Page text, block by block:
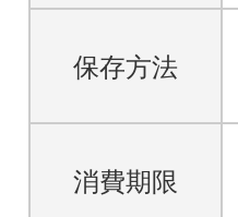
保存方法
消費期限